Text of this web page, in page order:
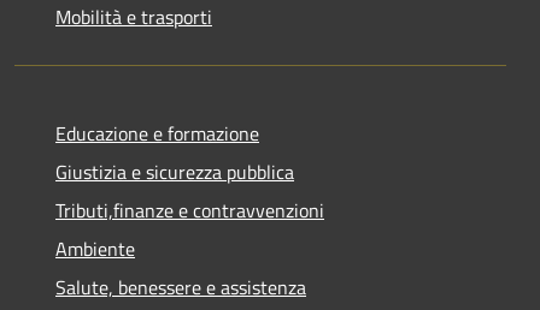
Mobilità e trasporti
Educazione e formazione
Giustizia e sicurezza pubblica
Tributi,finanze e contravvenzioni
Ambiente
Salute, benessere e assistenza